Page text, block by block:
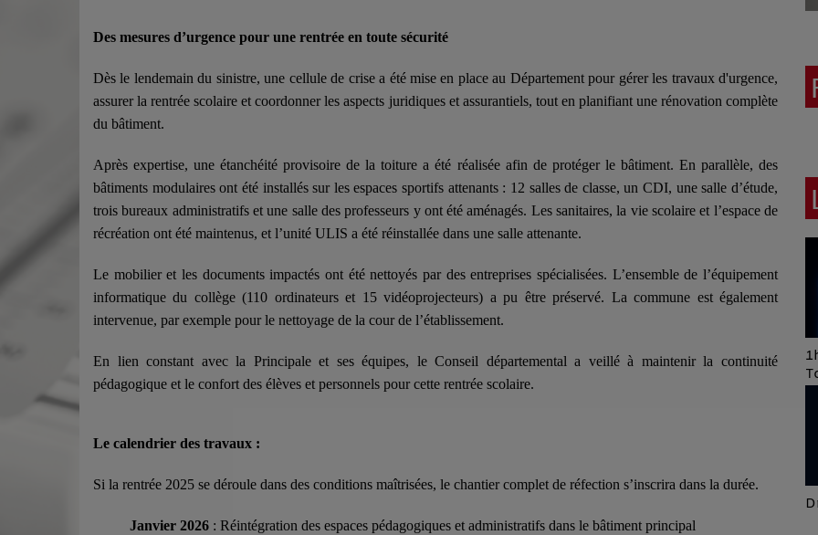
Des mesures d’urgence pour une rentrée en toute sécurité
Dès le lendemain du sinistre, une cellule de crise a été mise en place au Département pour gérer les travaux d'urgence,
assurer la rentrée scolaire et coordonner les aspects juridiques et assurantiels, tout en planifiant une rénovation complète
du bâtiment.
Après expertise, une étanchéité provisoire de la toiture a été réalisée afin de protéger le bâtiment. En parallèle, des
bâtiments modulaires ont été installés sur les espaces sportifs attenants : 12 salles de classe, un CDI, une salle d’étude,
trois bureaux administratifs et une salle des professeurs y ont été aménagés. Les sanitaires, la vie scolaire et l’espace de
récréation ont été maintenus, et l’unité ULIS a été réinstallée dans une salle attenante.
Le mobilier et les documents impactés ont été nettoyés par des entreprises spécialisées. L’ensemble de l’équipement
informatique du collège (110 ordinateurs et 15 vidéoprojecteurs) a pu être préservé. La commune est également
intervenue, par exemple pour le nettoyage de la cour de l’établissement.
En lien constant avec la Principale et ses équipes, le Conseil départemental a veillé à maintenir la continuité
pédagogique et le confort des élèves et personnels pour cette rentrée scolaire.
Le calendrier des travaux :
Si la rentrée 2025 se déroule dans des conditions maîtrisées, le chantier complet de réfection s’inscrira dans la durée.
Janvier 2026 : Réintégration des espaces pédagogiques et administratifs dans le bâtiment principal
Art of Mixing Series